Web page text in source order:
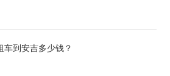
车到安吉多少钱？